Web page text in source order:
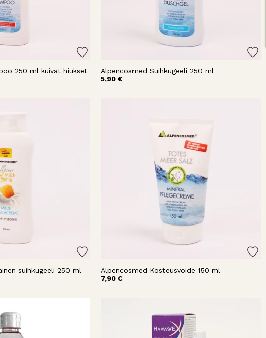
250 ml kuivat hiukset
Alpencosmed Suihkugeeli 250 ml
5,90 €
suihkugeeli 250 ml
Alpencosmed Kosteusvoide 150 ml
7,90 €